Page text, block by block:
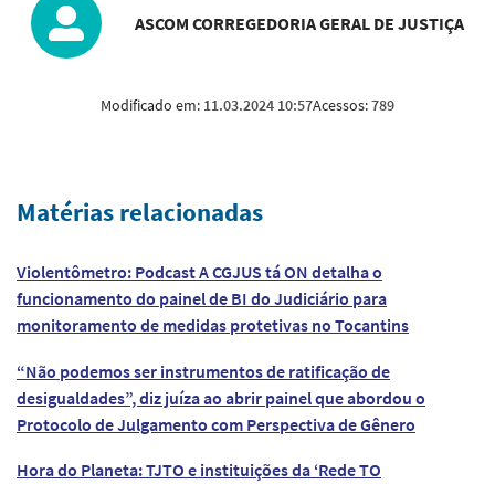
ASCOM CORREGEDORIA GERAL DE JUSTIÇA
Modificado em: 11.03.2024 10:57Acessos:789
Matérias relacionadas
Violentômetro: Podcast A CGJUS tá ON detalha o
funcionamento do painel de BI do Judiciário para
monitoramento de medidas protetivas no Tocantins
“Não podemos ser instrumentos de ratificação de
desigualdades”, diz juíza ao abrir painel que abordou o
Protocolo de Julgamento com Perspectiva de Gênero
Hora do Planeta: TJTO e instituições da ‘Rede TO